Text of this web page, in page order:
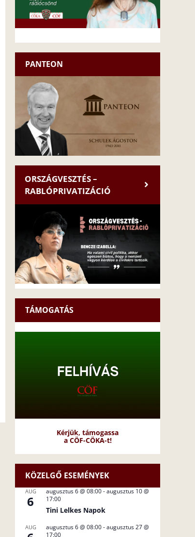
PANTEON
ORSZÁGVESZTÉS –
RABLÓPRIVATIZÁCIÓ
TÁMOGATÁS
Kérjük, támogassa
a CÖF-CÖKA-t!
KÖZELGŐ ESEMÉNYEK
AUG
6
augusztus 6 @ 08:00-augusztus 10 @
17:00
Tini Lelkes Napok
AUG augusztus 6 @ 08:00-augusztus 27 @
17:00